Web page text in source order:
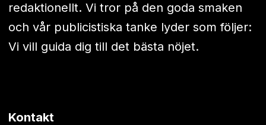
redaktionellt. Vi tror på den goda smaken
och vår publicistiska tanke lyder som följer:
Vi vill guida dig till det bästa nöjet.
Kontakt